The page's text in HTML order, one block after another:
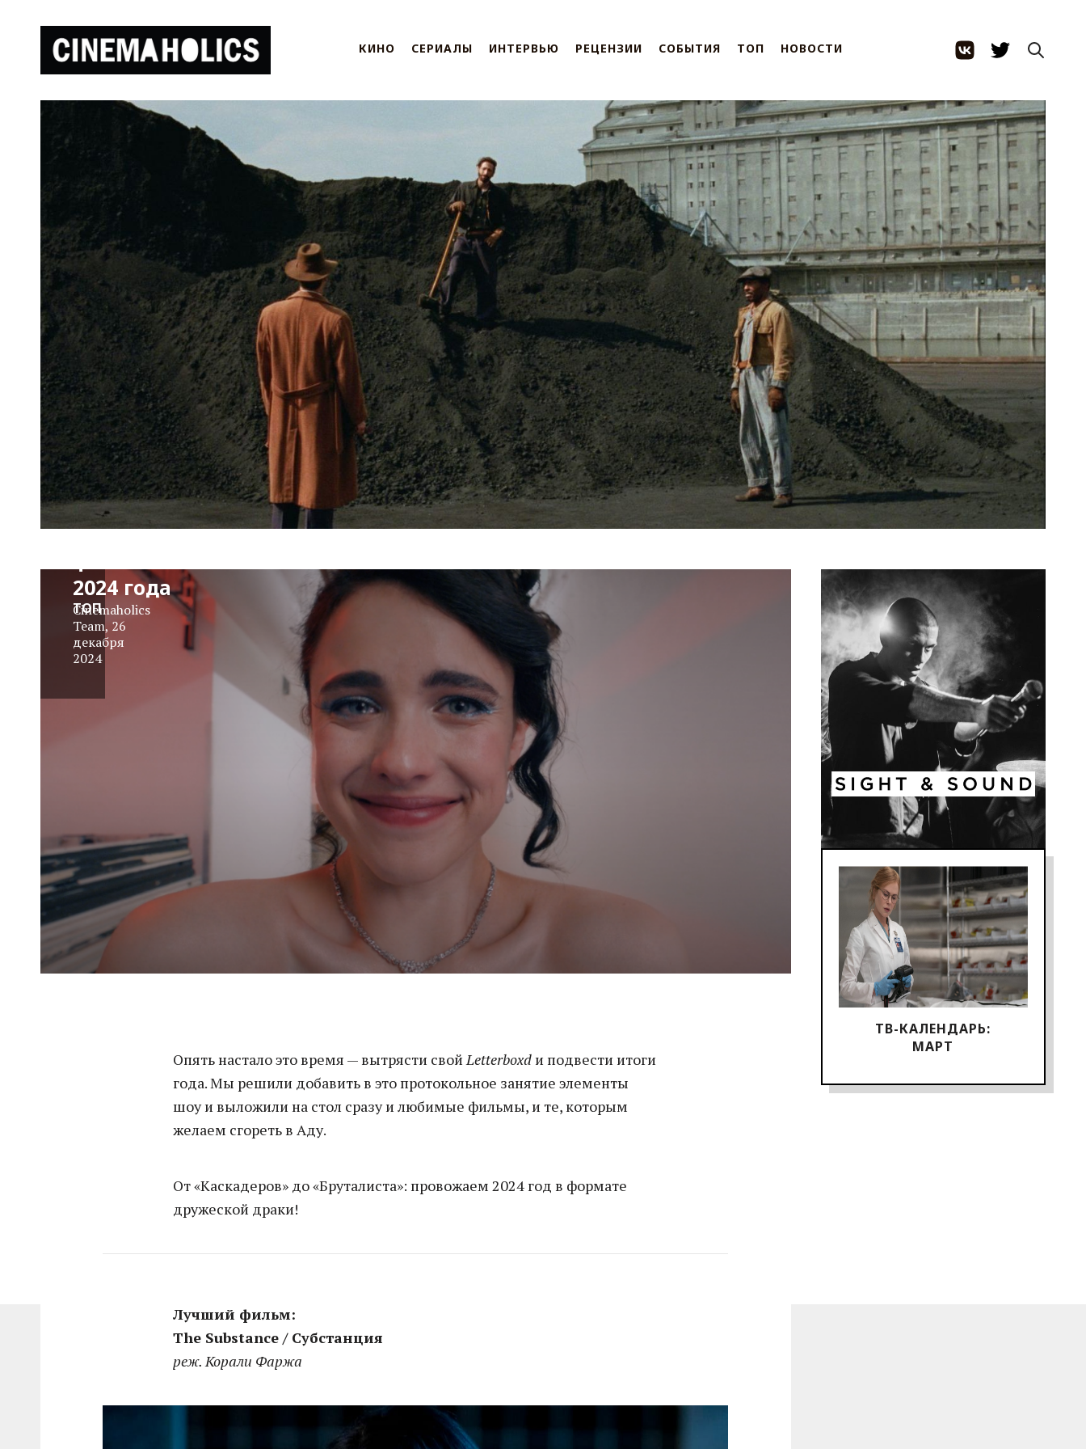
КИНО СЕРИАЛЫ ИНТЕРВЬЮ РЕЦЕНЗИИ СОБЫТИЯ ТОП НОВОСТИ
ТВ-КАЛЕНДАРЬ:
МАРТ
Lovers vs
Losers:
редакция
выбрала
свои
любимые/
нелюбимые
2024 года
Cinemaholics
Team, 26
декабря
2024
ТОП
Опять настало это время — вытрясти свойLetterboxd и подвести итоги
года. Мы решили добавить в это протокольное занятие элементы
шоу и выложили на стол сразу и любимые фильмы, и те, которым
желаем сгореть в Аду.
От «Каскадеров» до «Бруталиста»: провожаем 2024 год в формате
дружеской драки!
Лучший фильм:
The Substance / Субстанция
реж. Корали Фаржа